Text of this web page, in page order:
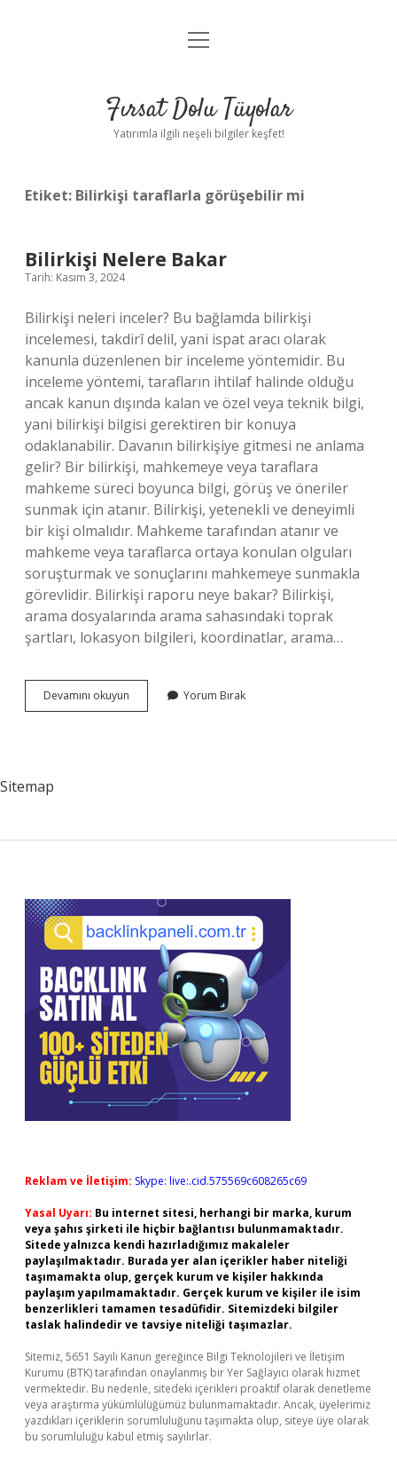
Gizlilik Politikası
Yasal Uyarı
menüyü
Fırsat Dolu Tüyolar
Yatırımla ilgili neşeli bilgiler keşfet!
Etiket: Bilirkişi taraflarla görüşebilir mi
Bilirkişi Nelere Bakar
Tarih: Kasım 3, 2024
Bilirkişi neleri inceler? Bu bağlamda bilirkişi
incelemesi, takdirî delil, yani ispat aracı olarak
kanunla düzenlenen bir inceleme yöntemidir. Bu
inceleme yöntemi, tarafların ihtilaf halinde olduğu
ancak kanun dışında kalan ve özel veya teknik bilgi,
yani bilirkişi bilgisi gerektiren bir konuya
odaklanabilir. Davanın bilirkişiye gitmesi ne anlama
gelir? Bir bilirkişi, mahkemeye veya taraflara
mahkeme süreci boyunca bilgi, görüş ve öneriler
sunmak için atanır. Bilirkişi, yetenekli ve deneyimli
bir kişi olmalıdır. Mahkeme tarafından atanır ve
mahkeme veya taraflarca ortaya konulan olguları
soruşturmak ve sonuçlarını mahkemeye sunmakla
görevlidir. Bilirkişi raporu neye bakar? Bilirkişi,
arama dosyalarında arama sahasındaki toprak
şartları, lokasyon bilgileri, koordinatlar, arama…
Devamını okuyun
Nelere
Yorum Bırak
Sitemap
Sidebar
Reklam ve İletişim: Skype: live:.cid.575569c608265c69
Yasal Uyarı: Bu internet sitesi, herhangi bir marka, kurum
veya şahıs şirketi ile hiçbir bağlantısı bulunmamaktadır.
Sitede yalnızca kendi hazırladığımız makaleler
paylaşılmaktadır. Burada yer alan içerikler haber niteliği
taşımamakta olup, gerçek kurum ve kişiler hakkında
paylaşım yapılmamaktadır. Gerçek kurum ve kişiler ile isim
benzerlikleri tamamen tesadüfidir. Sitemizdeki bilgiler
taslak halindedir ve tavsiye niteliği taşımazlar.
Sitemiz, 5651 Sayılı Kanun gereğince Bilgi Teknolojileri ve İletişim
Kurumu (BTK) tarafından onaylanmış bir Yer Sağlayıcı olarak hizmet
vermektedir. Bu nedenle, sitedeki içerikleri proaktif olarak denetleme
veya araştırma yükümlülüğümüz bulunmamaktadır. Ancak, üyelerimiz
yazdıkları içeriklerin sorumluluğunu taşımakta olup, siteye üye olarak
bu sorumluluğu kabul etmiş sayılırlar.